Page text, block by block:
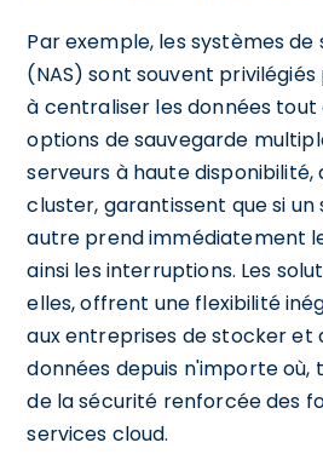
Par exemple, les systèmes
(NAS) sont souvent
à centraliser les données
options de sauvegarde
serveurs à haute
cluster, garantissent que si un
autre prend immédiatement
ainsi les interruptions. Les
elles, offrent une flexibilité
aux entreprises de stocker et
données depuis n'importe
de la sécurité renforcée des
services cloud.